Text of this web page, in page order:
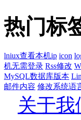
热门标
lniux查看本机ip icon
机无需登录 Rss修改
MySQL数据库版本
邮件内容 修改系统语
关于我